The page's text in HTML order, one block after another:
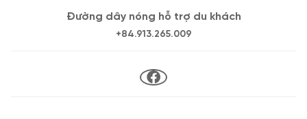
Đường dây nóng hỗ trợ du khách
+84.913.265.009